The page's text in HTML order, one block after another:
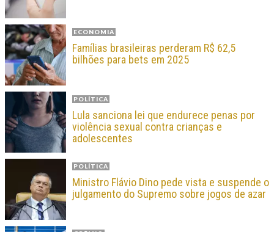
ECONOMIA
Famílias brasileiras perderam R$ 62,5
bilhões para bets em 2025
POLÍTICA
Lula sanciona lei que endurece penas por
violência sexual contra crianças e
adolescentes
POLÍTICA
Ministro Flávio Dino pede vista e suspende o
julgamento do Supremo sobre jogos de azar